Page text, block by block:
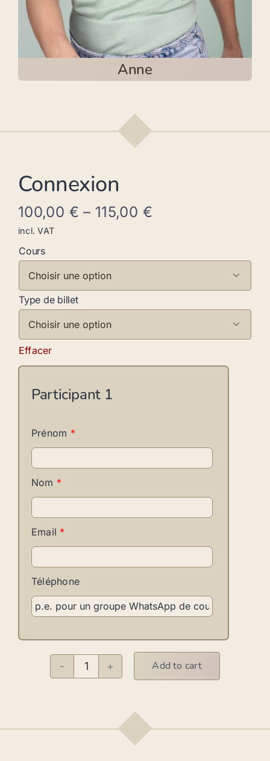
Anne
Connexion
100,00 € – 115,00 €
incl. VAT
Cours

Type de billet

Effacer
Participant 1
Prénom *
Nom *
Email *
Téléphone
Salsa
Add to cart